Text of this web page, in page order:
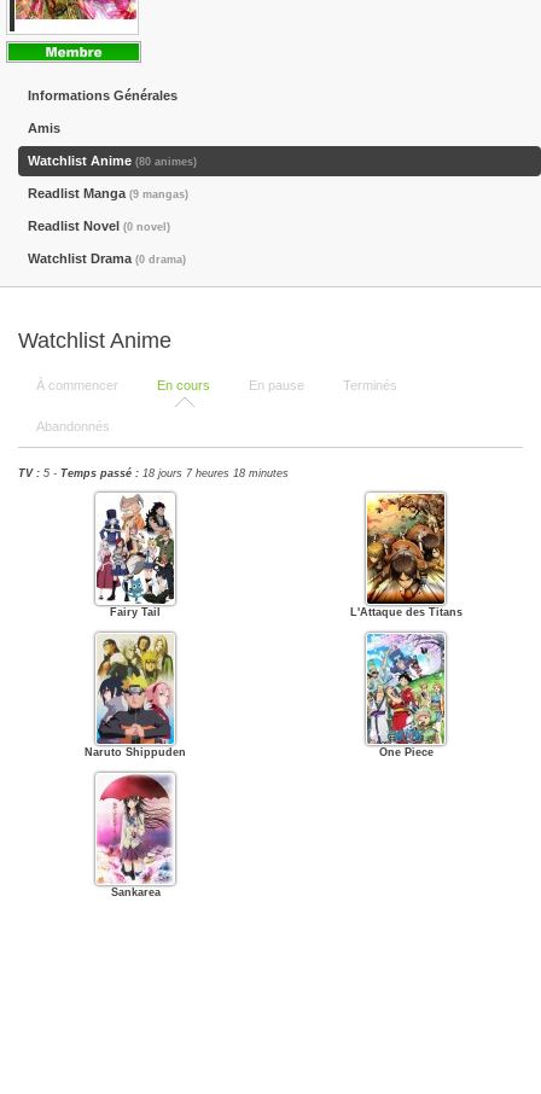
Informations Générales
Amis
Watchlist Anime (80 animes)
Readlist Manga (9 mangas)
Readlist Novel (0 novel)
Watchlist Drama (0 drama)
Watchlist Anime
À commencer En cours En pause Terminés
Abandonnés
TV : 5 - Temps passé : 18 jours 7 heures 18 minutes
Fairy Tail L'Attaque des Titans
Naruto Shippuden One Piece
Sankarea